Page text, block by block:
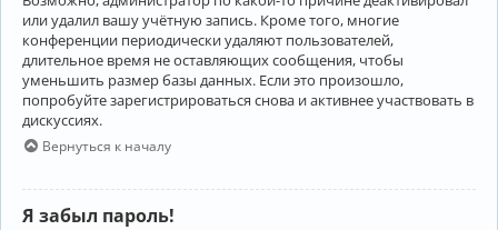
или удалил вашу учётную запись. Кроме того, многие
конференции периодически удаляют пользователей,
длительное время не оставляющих сообщения, чтобы
уменьшить размер базы данных. Если это произошло,
попробуйте зарегистрироваться снова и активнее участвовать в
дискуссиях.
Вернуться к началу
Я забыл пароль!